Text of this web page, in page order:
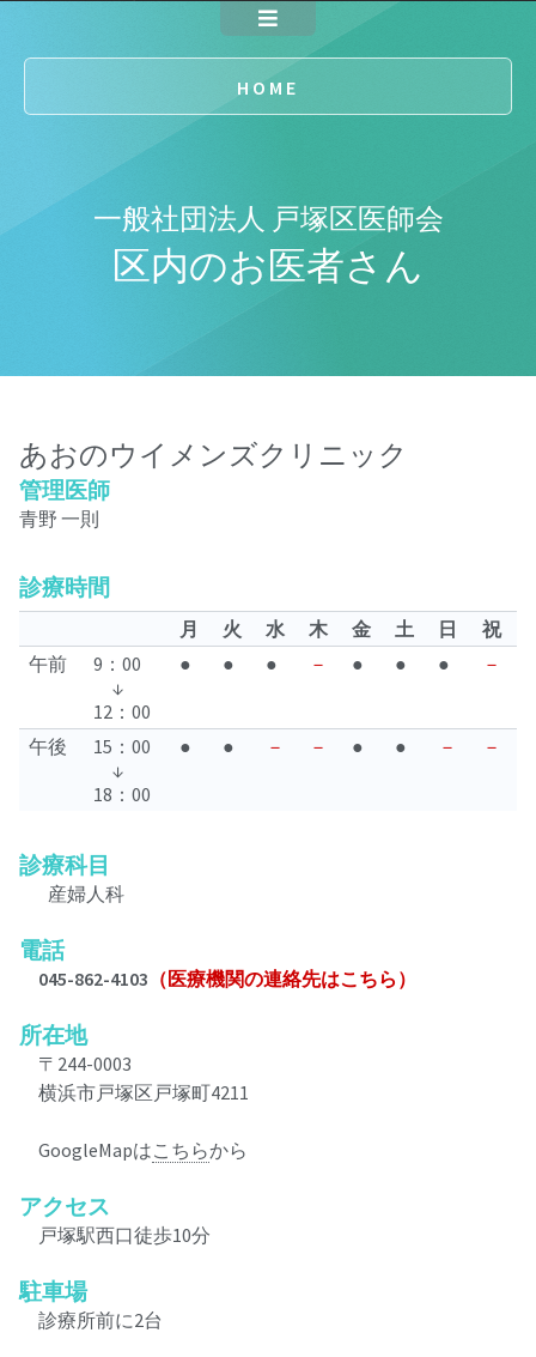
HOME
一般社団法人 戸塚区医師会
区内のお医者さん
あおのウイメンズクリニック
管理医師
青野 一則
診療時間
月 火 水 木 金 土 日
祝
午前
9：00
↓
12：00
● ● ● － ● ● ● －
午後
15：00
↓
18：00
● ● － － ● ● － －
診療科目
産婦人科
電話
045-862-4103 （医療機関の連絡先はこちら）
所在地
〒244-0003
横浜市戸塚区戸塚町4211
GoogleMapはこちらから
アクセス
戸塚駅西口徒歩10分
駐車場
診療所前に2台